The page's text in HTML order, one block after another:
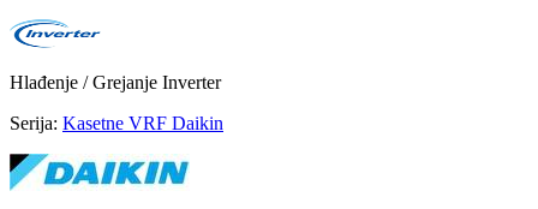
Hlađenje / Grejanje Inverter
Serija: Kasetne VRF Daikin